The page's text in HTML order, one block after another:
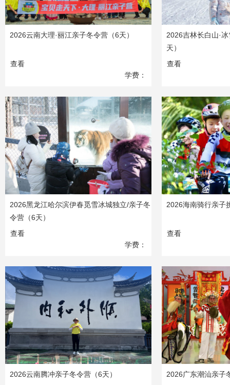
2026云南大理·丽江亲子冬令营（6天）
学费：
5890 元
查看
2026吉林长白山·
天）
查看
2026黑龙江哈尔滨伊春觅雪冰城独立/亲子冬
令营（6天）
学费：
6580 元
查看
2026海南骑行亲子
查看
2026云南腾冲亲子冬令营（6天） 2026广东潮汕亲子